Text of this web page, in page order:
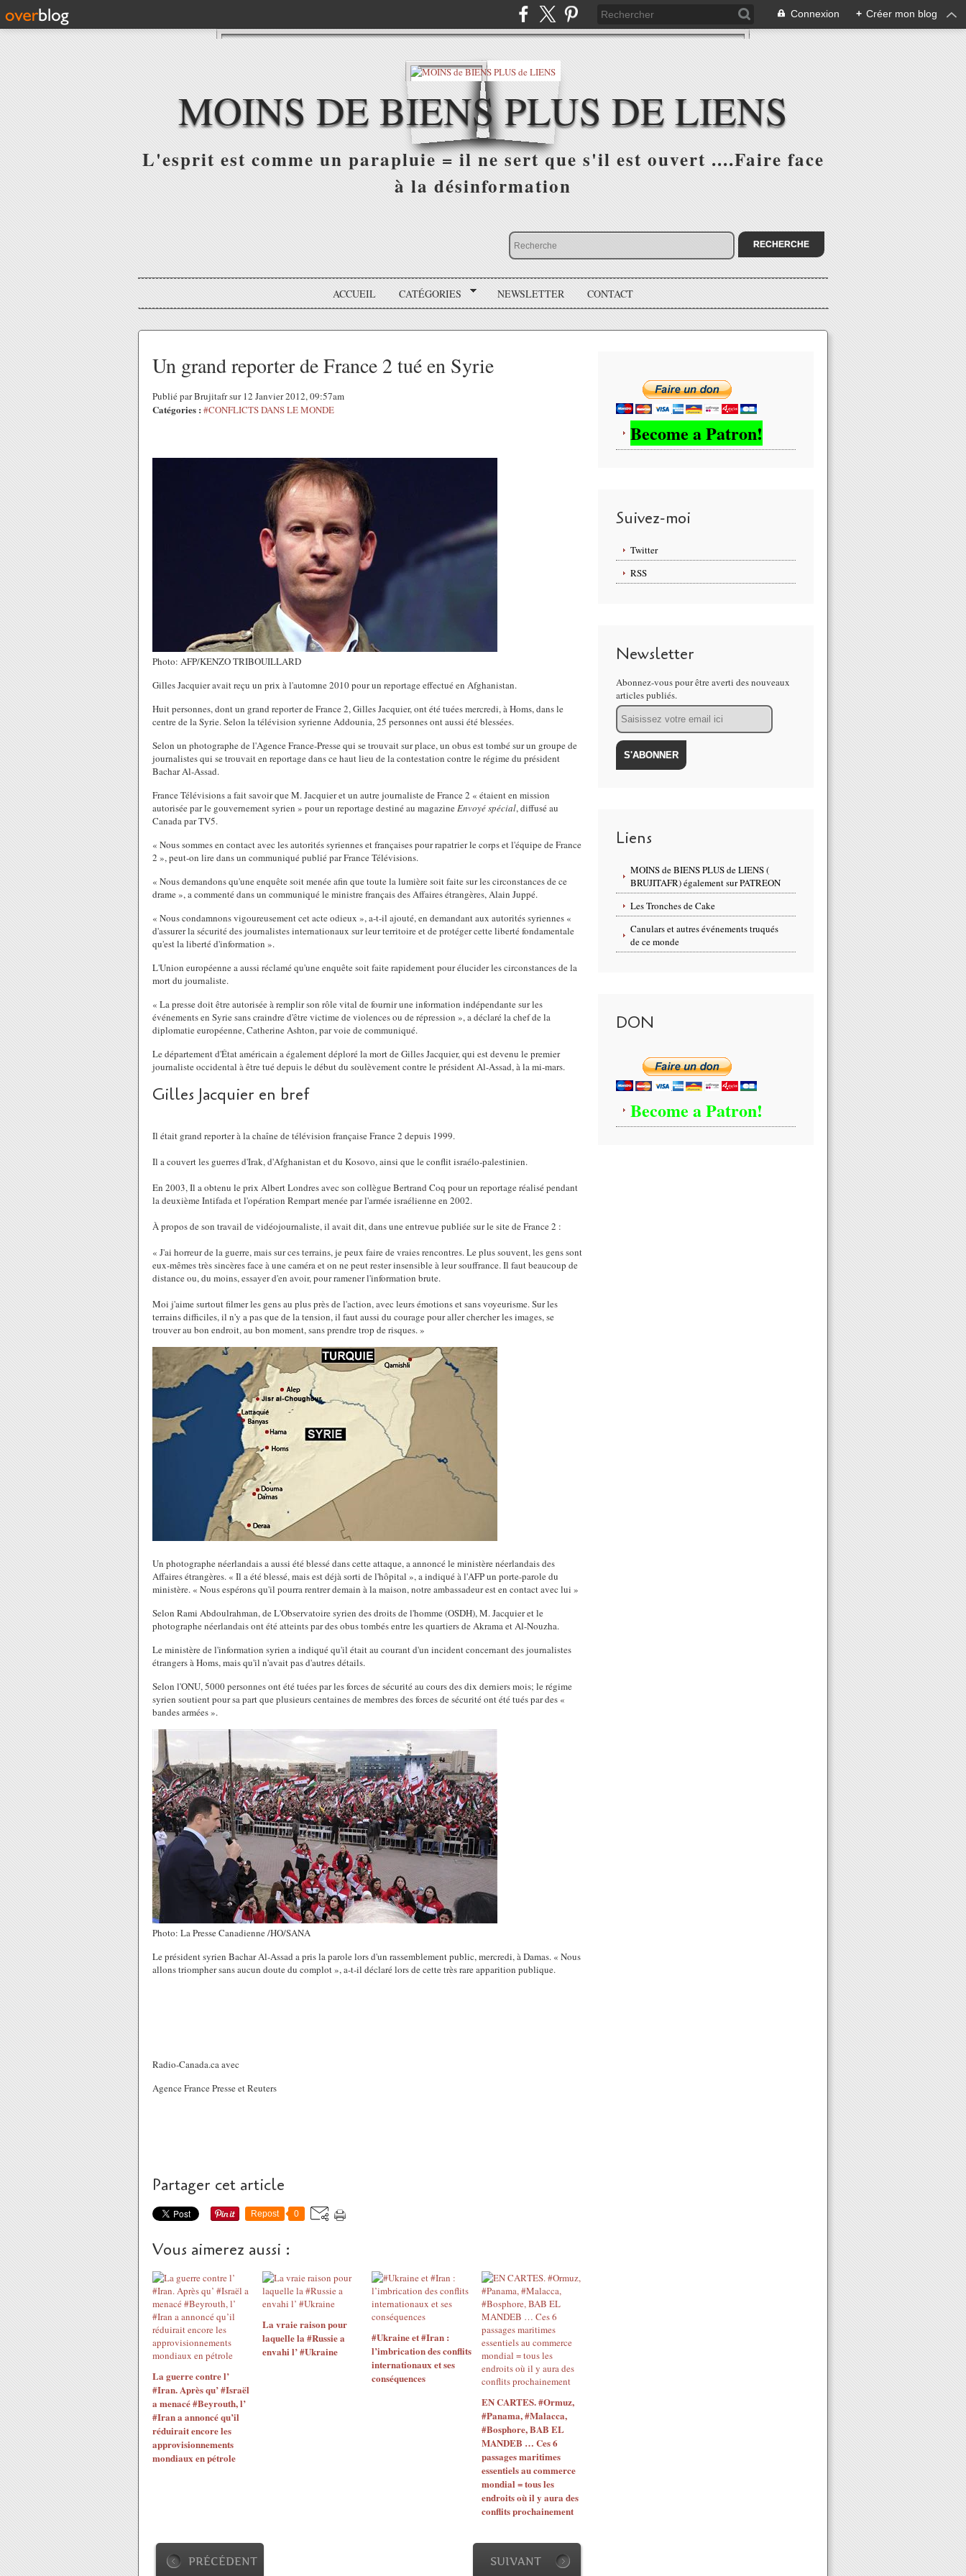
Connexion + Créer mon blog
MOINS DE BIENS PLUS DE LIENS
L'esprit est comme un parapluie = il ne sert que s'il est ouvert ....Faire face
à la désinformation
ACCUEIL CATÉGORIES NEWSLETTER CONTACT
Un grand reporter de France 2 tué en Syrie
Publié par Brujitafr sur 12 Janvier 2012, 09:57am
Catégories : #CONFLICTS DANS LE MONDE
Photo: AFP/KENZO TRIBOUILLARD
Gilles Jacquier avait reçu un prix à l'automne 2010 pour un reportage effectué en Afghanistan.
Huit personnes, dont un grand reporter de France 2, Gilles Jacquier, ont été tuées mercredi, à Homs, dans le
centre de la Syrie. Selon la télévision syrienne Addounia, 25 personnes ont aussi été blessées.
Selon un photographe de l'Agence France-Presse qui se trouvait sur place, un obus est tombé sur un groupe de
journalistes qui se trouvait en reportage dans ce haut lieu de la contestation contre le régime du président
Bachar Al-Assad.
France Télévisions a fait savoir que M. Jacquier et un autre journaliste de France 2 « étaient en mission
autorisée par le gouvernement syrien » pour un reportage destiné au magazineEnvoyé spécial, diffusé au
Canada par TV5.
« Nous sommes en contact avec les autorités syriennes et françaises pour rapatrier le corps et l'équipe de France
2 », peut-on lire dans un communiqué publié par France Télévisions.
« Nous demandons qu'une enquête soit menée afin que toute la lumière soit faite sur les circonstances de ce
drame », a commenté dans un communiqué le ministre français des Affaires étrangères, Alain Juppé.
« Nous condamnons vigoureusement cet acte odieux », a-t-il ajouté, en demandant aux autorités syriennes «
d'assurer la sécurité des journalistes internationaux sur leur territoire et de protéger cette liberté fondamentale
qu'est la liberté d'information ».
L'Union européenne a aussi réclamé qu'une enquête soit faite rapidement pour élucider les circonstances de la
mort du journaliste.
« La presse doit être autorisée à remplir son rôle vital de fournir une information indépendante sur les
événements en Syrie sans craindre d'être victime de violences ou de répression », a déclaré la chef de la
diplomatie européenne, Catherine Ashton, par voie de communiqué.
Le département d'État américain a également déploré la mort de Gilles Jacquier, qui est devenu le premier
journaliste occidental à être tué depuis le début du soulèvement contre le président Al-Assad, à la mi-mars.
Gilles Jacquier en bref
Il était grand reporter à la chaîne de télévision française France 2 depuis 1999.
Il a couvert les guerres d'Irak, d'Afghanistan et du Kosovo, ainsi que le conflit israélo-palestinien.
En 2003, Il a obtenu le prix Albert Londres avec son collègue Bertrand Coq pour un reportage réalisé pendant
la deuxième Intifada et l'opération Rempart menée par l'armée israélienne en 2002.
À propos de son travail de vidéojournaliste, il avait dit, dans une entrevue publiée sur le site de France 2 :
« J'ai horreur de la guerre, mais sur ces terrains, je peux faire de vraies rencontres. Le plus souvent, les gens sont
eux-mêmes très sincères face à une caméra et on ne peut rester insensible à leur souffrance. Il faut beaucoup de
distance ou, du moins, essayer d'en avoir, pour ramener l'information brute.
Moi j'aime surtout filmer les gens au plus près de l'action, avec leurs émotions et sans voyeurisme. Sur les
terrains difficiles, il n'y a pas que de la tension, il faut aussi du courage pour aller chercher les images, se
trouver au bon endroit, au bon moment, sans prendre trop de risques. »
Un photographe néerlandais a aussi été blessé dans cette attaque, a annoncé le ministère néerlandais des
Affaires étrangères. « Il a été blessé, mais est déjà sorti de l'hôpital », a indiqué à l'AFP un porte-parole du
ministère. « Nous espérons qu'il pourra rentrer demain à la maison, notre ambassadeur est en contact avec lui »
Selon Rami Abdoulrahman, de L'Observatoire syrien des droits de l'homme (OSDH), M. Jacquier et le
photographe néerlandais ont été atteints par des obus tombés entre les quartiers de Akrama et Al-Nouzha.
Le ministère de l'information syrien a indiqué qu'il était au courant d'un incident concernant des journalistes
étrangers à Homs, mais qu'il n'avait pas d'autres détails.
Selon l'ONU, 5000 personnes ont été tuées par les forces de sécurité au cours des dix derniers mois; le régime
syrien soutient pour sa part que plusieurs centaines de membres des forces de sécurité ont été tués par des «
bandes armées ».
Photo: La Presse Canadienne /HO/SANA
Le président syrien Bachar Al-Assad a pris la parole lors d'un rassemblement public, mercredi, à Damas. « Nous
allons triompher sans aucun doute du complot », a-t-il déclaré lors de cette très rare apparition publique.
Radio-Canada.ca avec
Agence France Presse et Reuters
Partager cet article
Repost 0
Vous aimerez aussi :
La guerre contre l’
#Iran. Après qu’ #Israël
a menacé #Beyrouth, l’
#Iran a annoncé qu’il
réduirait encore les
approvisionnements
mondiaux en pétrole
La vraie raison pour
laquelle la #Russie a
envahi l’ #Ukraine
#Ukraine et #Iran :
l’imbrication des conflits
internationaux et ses
conséquences
EN CARTES. #Ormuz,
#Panama, #Malacca,
#Bosphore, BAB EL
MANDEB … Ces 6
passages maritimes
essentiels au commerce
mondial = tous les
endroits où il y aura des
conflits prochainement
PRÉCÉDENT SUIVANT
Become a Patron!
Suivez-moi
Twitter
RSS
Newsletter
Abonnez-vous pour être averti des nouveaux
articles publiés.
Email
Liens
MOINS de BIENS PLUS de LIENS (
BRUJITAFR) également sur PATREON
Les Tronches de Cake
Canulars et autres événements truqués
de ce monde
DON
Become a Patron!